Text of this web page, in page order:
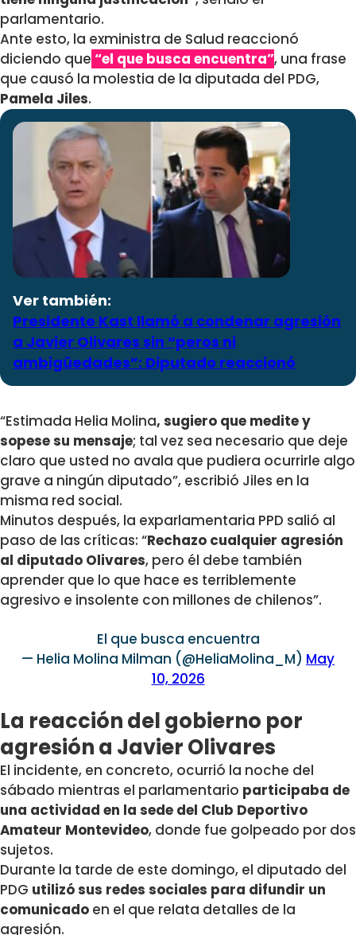
parlamentario.
Ante esto, la exministra de Salud reaccionó
diciendo que “el que busca encuentra”, una frase
que causó la molestia de la diputada del PDG,
Pamela Jiles.
Ver también:
Presidente Kast llamó a condenar agresión
a Javier Olivares sin “peros ni
ambigüedades”: Diputado reaccionó
“Estimada Helia Molina, sugiero que medite y
sopese su mensaje; tal vez sea necesario que deje
claro que usted no avala que pudiera ocurrirle algo
grave a ningún diputado”, escribió Jiles en la
misma red social.
Minutos después, la exparlamentaria PPD salió al
paso de las críticas: “Rechazo cualquier agresión
al diputado Olivares, pero él debe también
aprender que lo que hace es terriblemente
agresivo e insolente con millones de chilenos”.
El que busca encuentra
— Helia Molina Milman (@HeliaMolina_M) May
10, 2026
La reacción del gobierno por
agresión a Javier Olivares
El incidente, en concreto, ocurrió la noche del
sábado mientras el parlamentario participaba de
una actividad en la sede del Club Deportivo
Amateur Montevideo, donde fue golpeado por dos
sujetos.
Durante la tarde de este domingo, el diputado del
PDG utilizó sus redes sociales para difundir un
comunicado en el que relata detalles de la
agresión.